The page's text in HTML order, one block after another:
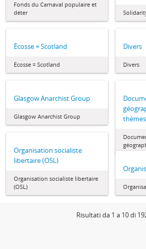
Fonds du Carnaval populaire et
déter
Écosse = Scotland
Écosse = Scotland
Divers
Divers
Glasgow Anarchist Group
Glasgow Anarchist Group
thèmes
Organisation socialiste
libertaire (OSL)
Organisation socialiste libertaire
(OSL)
Risultati da 1 a 10 di